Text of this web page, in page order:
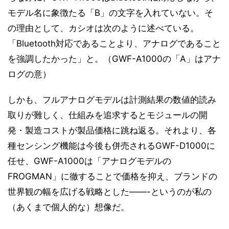
モデル名に象徴たる「B」の文字を入れていない。そ
の理由として、カシオは次のように述べている。
「Bluetooth対応であることより、アナログであること
を強調したかった」と。（GWF-A1000の「A」はアナ
ログの意）
しかも、フルアナログモデルは計測結果の数値的読み
取りが難しく、仕組みを追求するとモジュールの開
発・製造コストが製品価格に跳ね返る。それより、各
種センシング機能は今後も併売されるGWF-D1000に
任せ、GWF-A1000は「アナログモデルの
FROGMAN」に徹することで価格を抑え、ブランドの
世界観の幅を広げる戦略とした――-というのが私の
（あくまで個人的な）想像だ。